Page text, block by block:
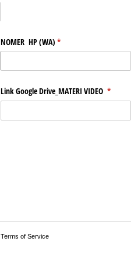
NOMER HP (WA) *
(required)
Link Google Drive_​MATERI VIDEO *
Terms of Service